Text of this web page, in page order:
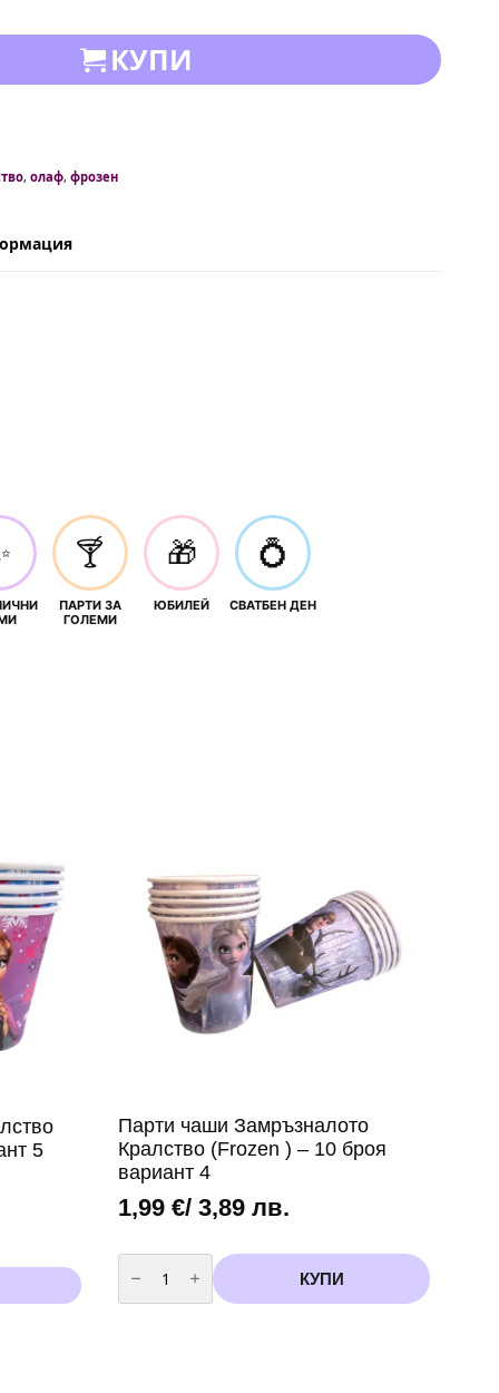
КУПИ
, олаф, фрозен
🍸
ПАРТИ ЗА
ГОЛЕМИ
🎁
ЮБИЛЕЙ
💍
СВАТБЕН ДЕН
5
Парти чаши Замръзналото
Кралство (Frozen ) – 10 броя
вариант 4
1,99€/ 3,89 лв.
количество
за
Парти
чаши
КУПИ